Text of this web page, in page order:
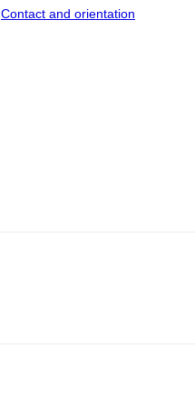
Contact and orientation